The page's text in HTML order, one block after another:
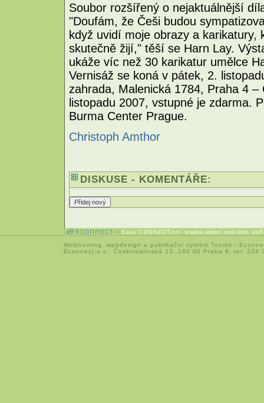
Soubor rozšířený o nejaktuálnější
"Doufám, že Češi budou
když uvidí moje obrazy a karikatury,
skutečně žijí," těší se Harn Lay.
ukáže víc než 30 karikatur umělce
Vernisáž se koná v pátek, 2.
zahrada, Malenická 1784, Praha 4
listopadu 2007, vstupné je zdarma.
Burma Center Prague.
Christoph Amthor
DISKUSE - KOMENTÁŘE:
Easy CONNECTion - snadné spojení mezi lidmi,
Webhosting webdesign a publikační systém Toolkit -
Econnect,o.s.; Českomalínská 23; 160 00 Praha 6; tel: 224